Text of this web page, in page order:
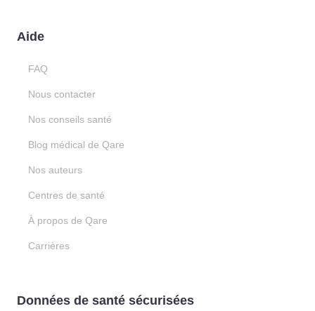
Aide
FAQ
Nous contacter
Nos conseils santé
Blog médical de Qare
Nos auteurs
Centres de santé
À propos de Qare
Carrières
Données de santé sécurisées